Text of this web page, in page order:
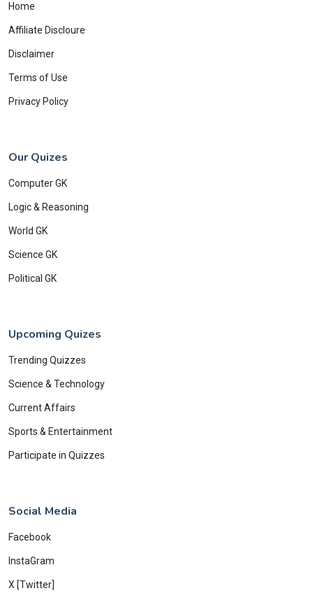
Home
Affiliate Discloure
Disclaimer
Terms of Use
Privacy Policy
Our Quizes
Computer GK
Logic & Reasoning
World GK
Science GK
Political GK
Upcoming Quizes
Trending Quizzes
Science & Technology
Current Affairs
Sports & Entertainment
Participate in Quizzes
Social Media
Facebook
InstaGram
X [Twitter]